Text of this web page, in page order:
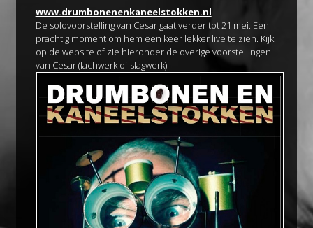
www.drumbonenenkaneelstokken.nl
De solovoorstelling van Cesar gaat verder tot 21 mei. Een
prachtig moment om hem een keer lekker live te zien. Kijk
op de website of zie hieronder de overige voorstellingen
van Cesar (lachwerk of slagwerk)